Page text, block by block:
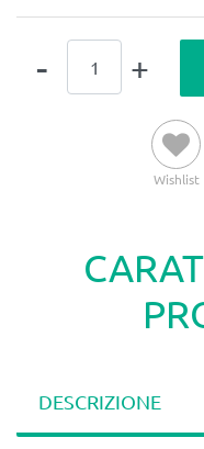
Wishlist
DESCRIZIONE